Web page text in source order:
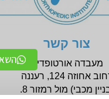
צור קשר
מעבדה אורטופדית
אחוזה 124, רעננה
מכבי) מול רמזור 8.